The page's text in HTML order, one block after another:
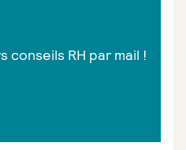
conseils RH par mail !